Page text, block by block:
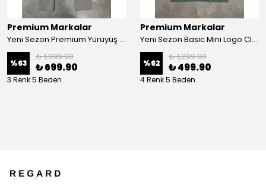
Premium Markalar
Yeni Sezon Premium Yürüyüş Pantolonu
%63
₺ 1,899.90
₺ 699.90
3 Renk 5 Beden
Premium Markalar
Yeni Sezon Basic Mini Logo Classic T-shirt
%62
₺ 1,299.90
₺ 499.90
4 Renk 5 Beden